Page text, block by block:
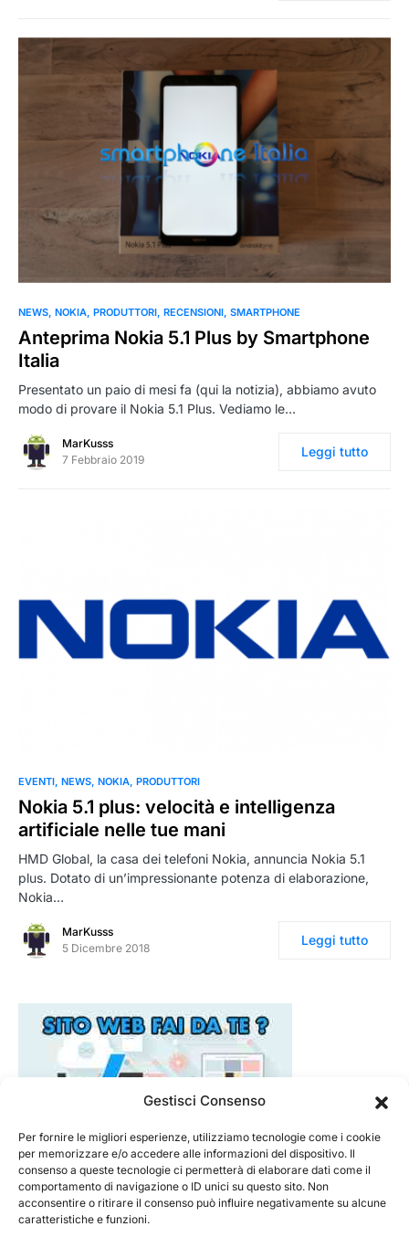
Gestisci Consenso
Per fornire le migliori esperienze, utilizziamo tecnologie come i cookie
per memorizzare e/o accedere alle informazioni del dispositivo. Il
consenso a queste tecnologie ci permetterà di elaborare dati come il
comportamento di navigazione o ID unici su questo sito. Non
acconsentire o ritirare il consenso può influire negativamente su alcune
caratteristiche e funzioni.
0
NEWS NOKIA PRODUTTORI RECENSIONI SMARTPHONE
Anteprima Nokia 5.1 Plus by Smartphone
Italia
Presentato un paio di mesi fa (qui la notizia), abbiamo avuto
modo di provare il Nokia 5.1 Plus. Vediamo le…
MarKusss
7 Febbraio 2019
Leggi tutto
0
EVENTI NEWS NOKIA PRODUTTORI
Nokia 5.1 plus: velocità e intelligenza
artificiale nelle tue mani
HMD Global, la casa dei telefoni Nokia, annuncia Nokia 5.1
plus. Dotato di un’impressionante potenza di elaborazione,
Nokia…
MarKusss
5 Dicembre 2018
Leggi tutto